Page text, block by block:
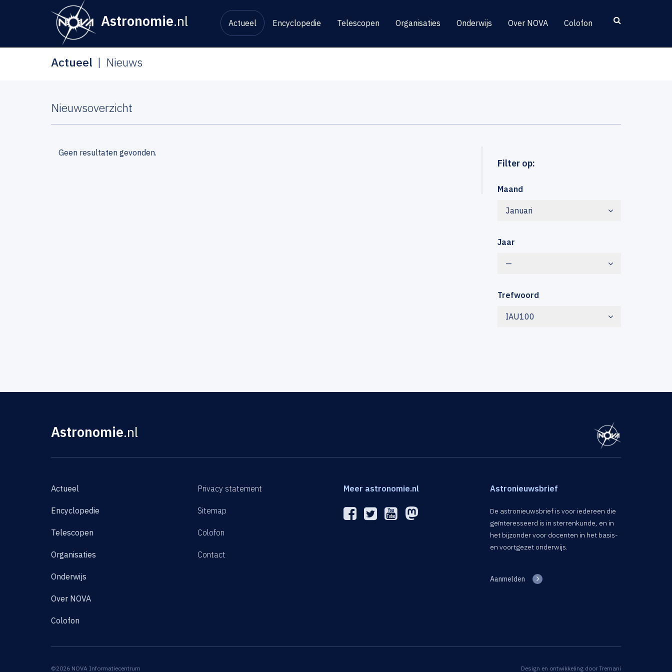
Astronomie.nl Actueel Encyclopedie Telescopen Organisaties Onderwijs Over NOVA Colofon
Actueel Nieuws
Nieuwsoverzicht
Filter op:
Maand
Januari
Jaar
—
Trefwoord
IAU100
Geen resultaten gevonden.
Astronomie.nl
Actueel
Encyclopedie
Telescopen
Organisaties
Onderwijs
Over NOVA
Colofon
Privacy statement
Sitemap
Colofon
Contact
Meer astronomie.nl Astronieuwsbrief
De astronieuwsbrief is voor iedereen die
geïnteresseerd is in sterrenkunde, en in
het bijzonder voor docenten in het basis-
en voortgezet onderwijs.
Aanmelden
©2026 NOVA Informatiecentrum Design en ontwikkeling door Tremani